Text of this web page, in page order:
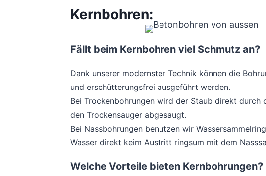
Kernbohren:
Fällt beim Kernbohren viel Schmutz an?
Dank unserer modernster Technik können die
und erschütterungsfrei ausgeführt werden.
Bei Trockenbohrungen wird der Staub direkt durch
den Trockensauger abgesaugt.
Bei Nassbohrungen benutzen wir
Wasser direkt keim Austritt ringsum mit dem
Welche Vorteile bieten Kernbohrungen?